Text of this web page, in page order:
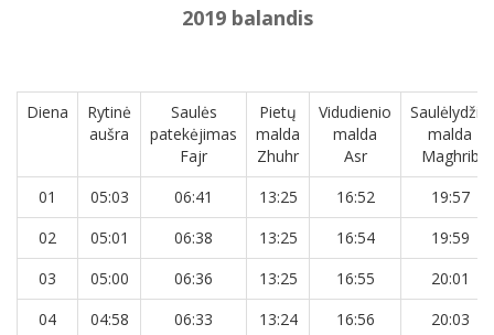
2019 balandis
Diena
Rytinė
aušra
Saulės
patekėjimas
Fajr
Pietų
malda
Zhuhr
Vidudienio
malda
Asr
Saulėlydžio
malda
Maghrib
01
05:03 06:41 13:25 16:52
19:57
02
05:01 06:38 13:25 16:54
19:59
03
05:00 06:36 13:25 16:55
20:01
04
04:58 06:33 13:24 16:56
20:03